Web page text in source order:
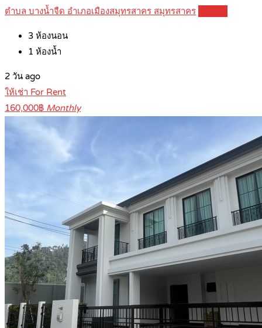
ตำบล บางน้ำจืด อำเภอเมืองสมุทรสาคร สมุทรสาคร
3 ห้องนอน
1 ห้องน้ำ
2 วัน ago
ให้เช่า For Rent
160,000฿ Monthly